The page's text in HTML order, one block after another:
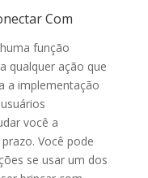
Com
função
qualquer ação que
a implementação
você a
Você pode
se usar um dos